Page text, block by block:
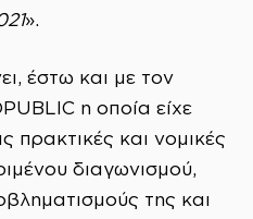
».
έστω και με τον
η οποία είχε
πρακτικές και νομικές
διαγωνισμού,
της και